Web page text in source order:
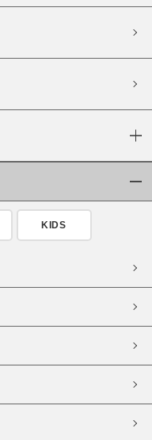
予約商品
在庫なし含む
KIDS